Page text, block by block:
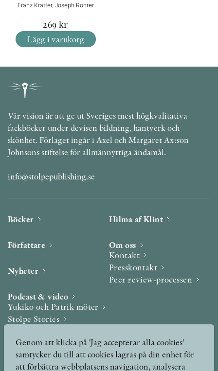
Franz Kratter, Joseph Rohrer
269 kr
Lägg i varukorg
Vår vision är att ge ut Sveriges mest högkvalitativa
fackböcker under devisen bildning, hantverk och
skönhet. Förlaget ingår i Axel och Margaret Ax:son
Johnsons stiftelse för allmännyttiga ändamål.
info@stolpepublishing.se
Böcker
Författare
Nyheter
Podcast & video
Yukiko och Patrik möter
Stolpe Stories
Utmärkelser & Format
Utmärkelser
Hilma af Klint
Om oss
Kontakt
Presskontakt
Peer review-processen
Genom att klicka på 'Jag accepterar alla cookies'
samtycker du till att cookies lagras på din enhet för
att förbättra webbplatsens navigation, analysera